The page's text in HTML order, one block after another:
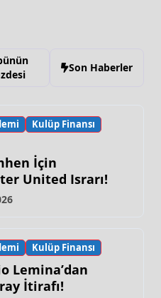
Son Haberler
Kulüp Finansı
İçin
United Israrı!
Kulüp Finansı
Lemina’dan
İtirafı!